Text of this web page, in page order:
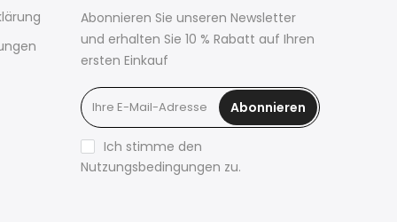
Abonnieren Sie unseren Newsletter
und erhalten Sie 10 % Rabatt auf Ihren
ersten Einkauf
Abonnieren
Ich stimme den
Nutzungsbedingungen zu.